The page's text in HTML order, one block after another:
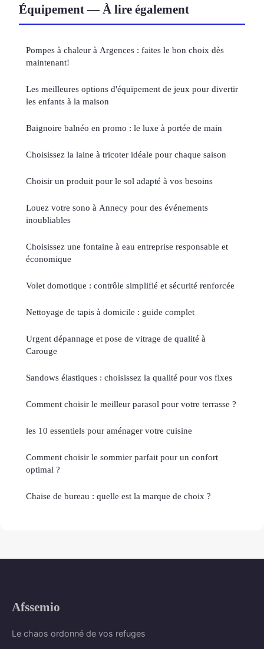
Équipement — À lire également
Pompes à chaleur à Argences : faites le bon choix dès
maintenant!
Les meilleures options d'équipement de jeux pour divertir
les enfants à la maison
Baignoire balnéo en promo : le luxe à portée de main
Choisissez la laine à tricoter idéale pour chaque saison
Choisir un produit pour le sol adapté à vos besoins
Louez votre sono à Annecy pour des événements
inoubliables
Choisissez une fontaine à eau entreprise responsable et
économique
Volet domotique : contrôle simplifié et sécurité renforcée
Nettoyage de tapis à domicile : guide complet
Urgent dépannage et pose de vitrage de qualité à
Carouge
Sandows élastiques : choisissez la qualité pour vos fixes
Comment choisir le meilleur parasol pour votre terrasse ?
les 10 essentiels pour aménager votre cuisine
Comment choisir le sommier parfait pour un confort
optimal ?
Chaise de bureau : quelle est la marque de choix ?
Afssemio
Le chaos ordonné de vos refuges